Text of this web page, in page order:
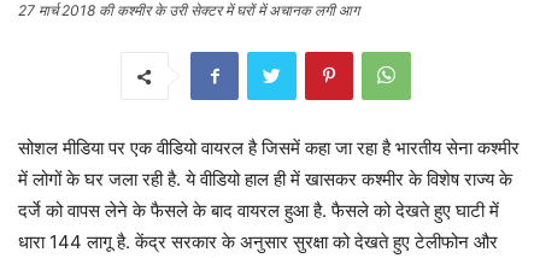
27 मार्च 2018 की कश्मीर के उरी सेक्टर में घरों में अचानक लगी आग
सोशल मीडिया पर एक वीडियो वायरल है जिसमें कहा जा रहा है भारतीय सेना कश्मीर
में लोगों के घर जला रही है. ये वीडियो हाल ही में खासकर कश्मीर के विशेष राज्य के
दर्जे को वापस लेने के फैसले के बाद वायरल हुआ है. फैसले को देखते हुए घाटी में
धारा 144 लागू है. केंद्र सरकार के अनुसार सुरक्षा को देखते हुए टेलीफोन और